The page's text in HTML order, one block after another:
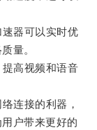
器可以实时优
量。
高视频和语音
连接的利器，
户带来更好的